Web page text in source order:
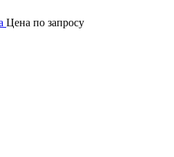
Цена по запросу